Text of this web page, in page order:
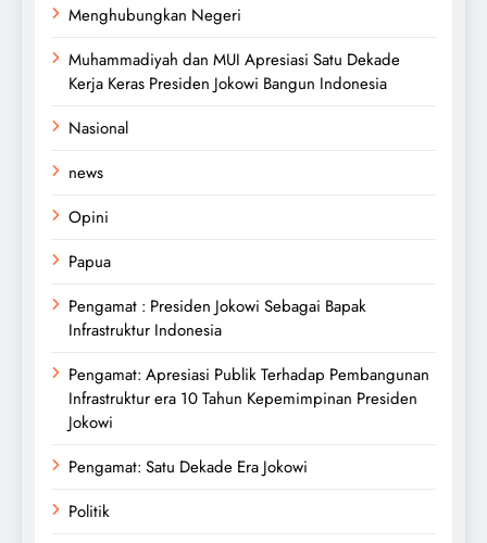
Menghubungkan Negeri
Muhammadiyah dan MUI Apresiasi Satu Dekade
Kerja Keras Presiden Jokowi Bangun Indonesia
Nasional
news
Opini
Papua
Pengamat : Presiden Jokowi Sebagai Bapak
Infrastruktur Indonesia
Pengamat: Apresiasi Publik Terhadap Pembangunan
Infrastruktur era 10 Tahun Kepemimpinan Presiden
Jokowi
Pengamat: Satu Dekade Era Jokowi
Politik